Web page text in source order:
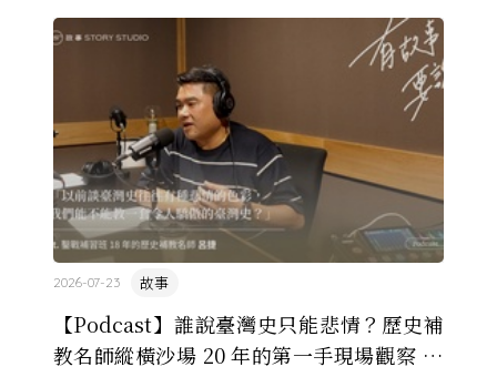
【Podcast】誰說臺灣史只能悲情？歷史補
教名師縱橫沙場 20 年的第一手現場觀察 ft.
故事
2026-07-23